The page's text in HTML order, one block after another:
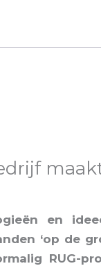
en
‘op de
RUG-